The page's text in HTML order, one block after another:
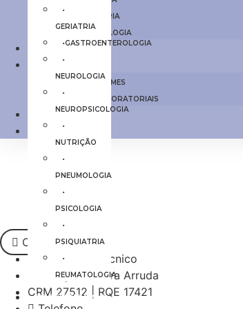
•
GERIATRIA
•GASTROENTEROLOGIA
•
NEUROLOGIA
•
NEUROPSICOLOGIA
•
NUTRIÇÃO
•
PNEUMOLOGIA
•
PSICOLOGIA
•
PSIQUIATRIA
•
REUMATOLOGIA
PROFISSIONAIS
• PSIQUIATRIA
• REUMATOLOGIA
TODOS EXAMES
EXAMES LABORATORIAIS
Currículo
Responsável Técnico
Dr. Diêgo Moreira Arruda
CRM 27512 | RQE 17421